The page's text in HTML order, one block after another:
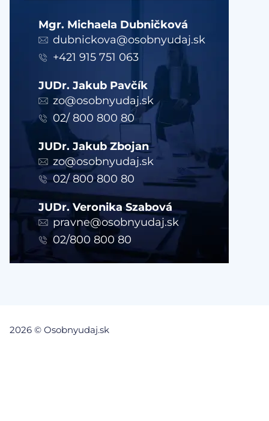
Mgr. Michaela Dubničková
dubnickova@osobnyudaj.sk
+421 915 751 063
JUDr. Jakub Pavčík
zo@osobnyudaj.sk
02/ 800 800 80
JUDr. Jakub Zbojan
zo@osobnyudaj.sk
02/ 800 800 80
JUDr. Veronika Szabová
pravne@osobnyudaj.sk
02/800 800 80
2026 © Osobnyudaj.sk